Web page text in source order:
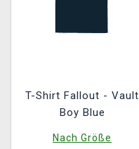
T-Shirt Fallout - Vault
Boy Blue
Nach Größe